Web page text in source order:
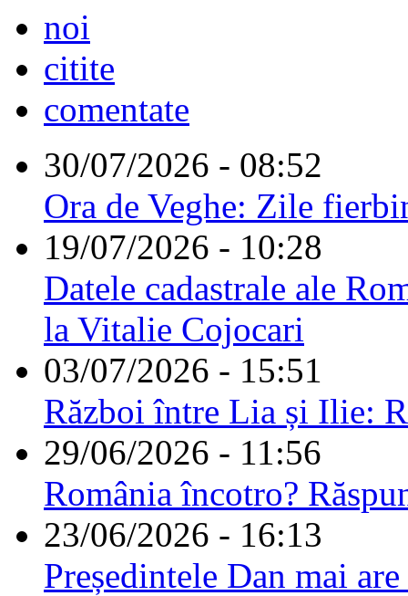
noi
citite
comentate
30/07/2026 - 08:52
Ora de Veghe: Zile
19/07/2026 - 10:28
Datele cadastrale ale
la Vitalie Cojocari
03/07/2026 - 15:51
Război între Lia și Ilie:
29/06/2026 - 11:56
România încotro?
23/06/2026 - 16:13
Președintele Dan mai